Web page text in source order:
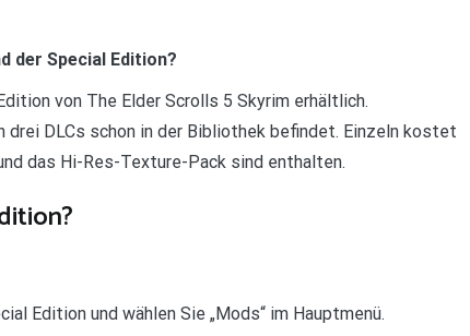
der Special Edition?
von The Elder Scrolls 5 Skyrim erhältlich.
DLCs schon in der Bibliothek befindet. Einzeln kostet
das Hi-Res-Texture-Pack sind enthalten.
Edition und wählen Sie „Mods“ im Hauptmenü.